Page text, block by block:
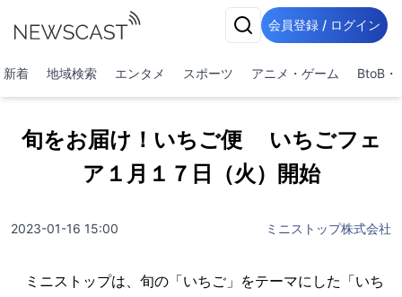
会員登録 / ログイン
新着 地域検索 エンタメ スポーツ アニメ・ゲーム BtoB・
旬をお届け！いちご便 いちごフェ
ア１月１７日（火）開始
2023-01-16 15:00 ミニストップ株式会社
ミニストップは、旬の「いちご」をテーマにした「いち